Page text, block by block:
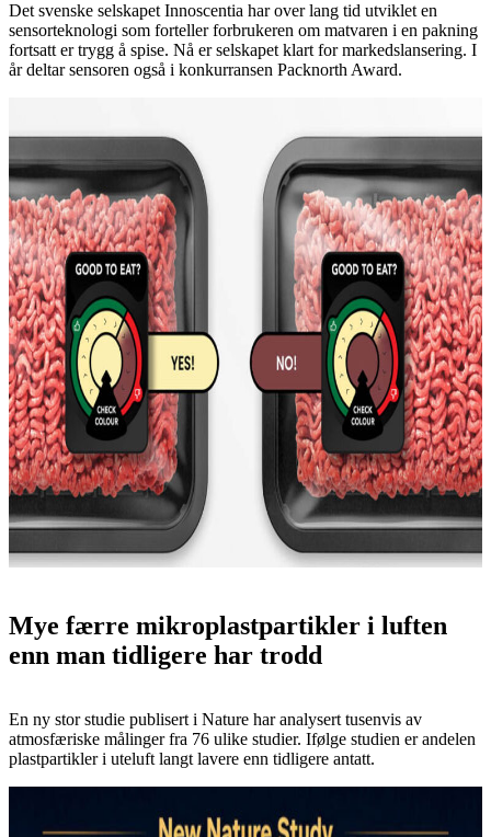
Det svenske selskapet Innoscentia har over lang tid utviklet en
sensorteknologi som forteller forbrukeren om matvaren i en pakning
fortsatt er trygg å spise. Nå er selskapet klart for markedslansering. I
år deltar sensoren også i konkurransen Packnorth Award.
Mye færre mikroplastpartikler i luften
enn man tidligere har trodd
En ny stor studie publisert i Nature har analysert tusenvis av
atmosfæriske målinger fra 76 ulike studier. Ifølge studien er andelen
plastpartikler i uteluft langt lavere enn tidligere antatt.